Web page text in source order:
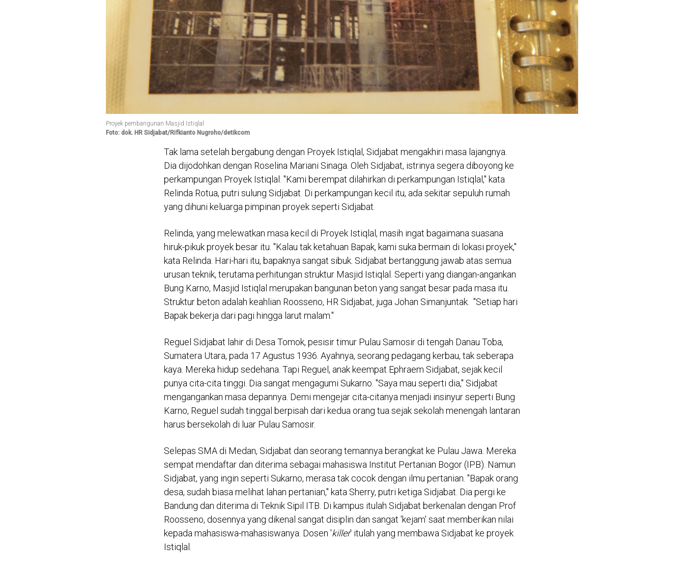
HR Sidjabat (1936-2017)
Foto: dok. HR Sidjabat/Rifkianto Nugroho/detikcom
Tak lama setelah bergabung dengan Proyek Istiqlal, Sidjabat mengakhiri masa lajangnya.
Dia dijodohkan dengan Roselina Mariani Sinaga. Oleh Sidjabat, istrinya segera diboyong ke
perkampungan Proyek Istiqlal. "Kami berempat dilahirkan di perkampungan Istiqlal," kata
Relinda Rotua, putri sulung Sidjabat. Di perkampungan kecil itu, ada sekitar sepuluh rumah
Relinda, yang melewatkan masa kecil di Proyek Istiqlal, masih ingat bagaimana suasana
hiruk-pikuk proyek besar itu. "Kalau tak ketahuan Bapak, kami suka bermain di lokasi proyek,"
kata Relinda. Hari-hari itu, bapaknya sangat sibuk. Sidjabat bertanggung jawab atas semua
urusan teknik, terutama perhitungan struktur Masjid Istiqlal. Seperti yang diangan-angankan
Bung Karno, Masjid Istiqlal merupakan bangunan beton yang sangat besar pada masa itu.
Struktur beton adalah keahlian Roosseno, HR Sidjabat, juga Johan Simanjuntak. "Setiap hari
Reguel Sidjabat lahir di Desa Tomok, pesisir timur Pulau Samosir di tengah Danau Toba,
Sumatera Utara, pada 17 Agustus 1936. Ayahnya, seorang pedagang kerbau, tak seberapa
kaya. Mereka hidup sedehana. Tapi Reguel, anak keempat Ephraem Sidjabat, sejak kecil
punya cita-cita tinggi. Dia sangat mengagumi Sukarno. "Saya mau seperti dia," Sidjabat
mengangankan masa depannya. Demi mengejar cita-citanya menjadi insinyur seperti Bung
Karno, Reguel sudah tinggal berpisah dari kedua orang tua sejak sekolah menengah lantaran
Selepas SMA di Medan, Sidjabat dan seorang temannya berangkat ke Pulau Jawa. Mereka
sempat mendaftar dan diterima sebagai mahasiswa Institut Pertanian Bogor (IPB). Namun
Sidjabat, yang ingin seperti Sukarno, merasa tak cocok dengan ilmu pertanian. "Bapak orang
desa, sudah biasa melihat lahan pertanian," kata Sherry, putri ketiga Sidjabat. Dia pergi ke
Bandung dan diterima di Teknik Sipil ITB. Di kampus itulah Sidjabat berkenalan dengan Prof
Roosseno, dosennya yang dikenal sangat disiplin dan sangat 'kejam' saat memberikan nilai
kepada mahasiswa-mahasiswanya. Dosen '